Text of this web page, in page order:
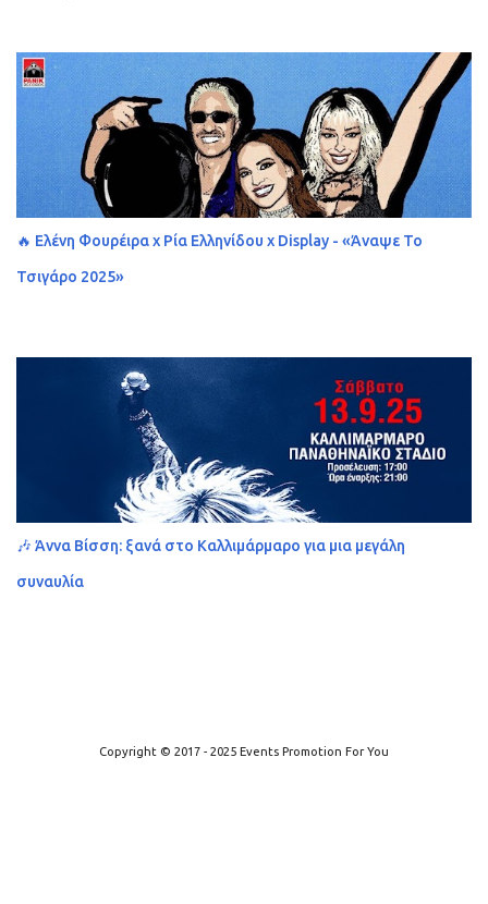
🔥 Ελένη Φουρέιρα x Ρία Ελληνίδου x Display - «Άναψε Το
Τσιγάρο 2025»
🎶 Άννα Βίσση: ξανά στο Καλλιμάρμαρο για μια μεγάλη
συναυλία
Copyright © 2017 - 2025 Events Promotion For You